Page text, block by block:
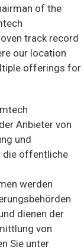
of the
track record
our location
offerings for
Anbieter von
und
die öffentliche
werden
dienen der
von
Sie unter